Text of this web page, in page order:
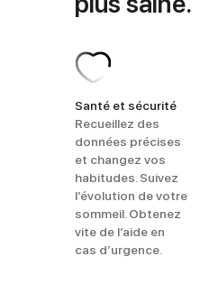
Santé et sécurité
Recueillez des
données précises
et changez vos
habitudes. Suivez
l’évolution de votre
sommeil. Obtenez
vite de l’aide en
cas d’urgence.